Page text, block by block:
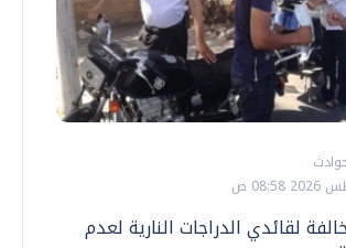
759 مخالفة لقائدي الدراجات النارية لعدم